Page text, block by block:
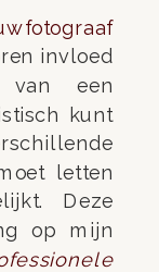
invloed
van een
kunt
letten
Deze
op mijn